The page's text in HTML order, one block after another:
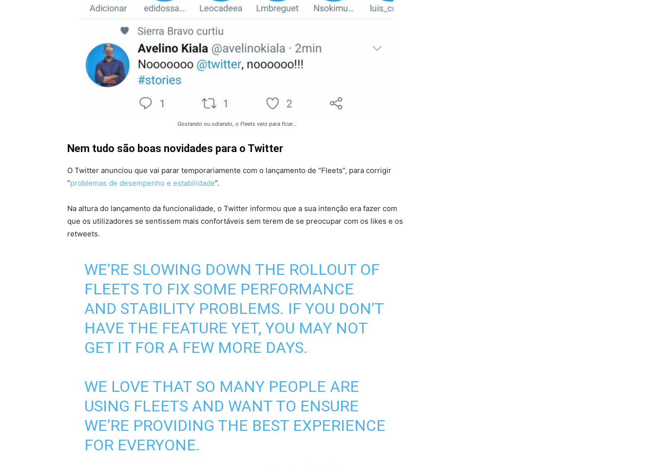
Gostando ou odiando, o Fleets veio para ficar…
Nem tudo são boas novidades para o Twitter
O Twitter anunciou que vai parar temporariamente com o lançamento de “Fleets”, para corrigir
“problemas de desempenho e estabilidade“.
Na altura do lançamento da funcionalidade, o Twitter informou que a sua intenção era fazer com
que os utilizadores se sentissem mais confortáveis sem terem de se preocupar com os likes e os
retweets.
WE’RE SLOWING DOWN THE ROLLOUT OF
FLEETS TO FIX SOME PERFORMANCE
AND STABILITY PROBLEMS. IF YOU DON’T
HAVE THE FEATURE YET, YOU MAY NOT
GET IT FOR A FEW MORE DAYS.
WE LOVE THAT SO MANY PEOPLE ARE
USING FLEETS AND WANT TO ENSURE
WE’RE PROVIDING THE BEST EXPERIENCE
FOR EVERYONE.